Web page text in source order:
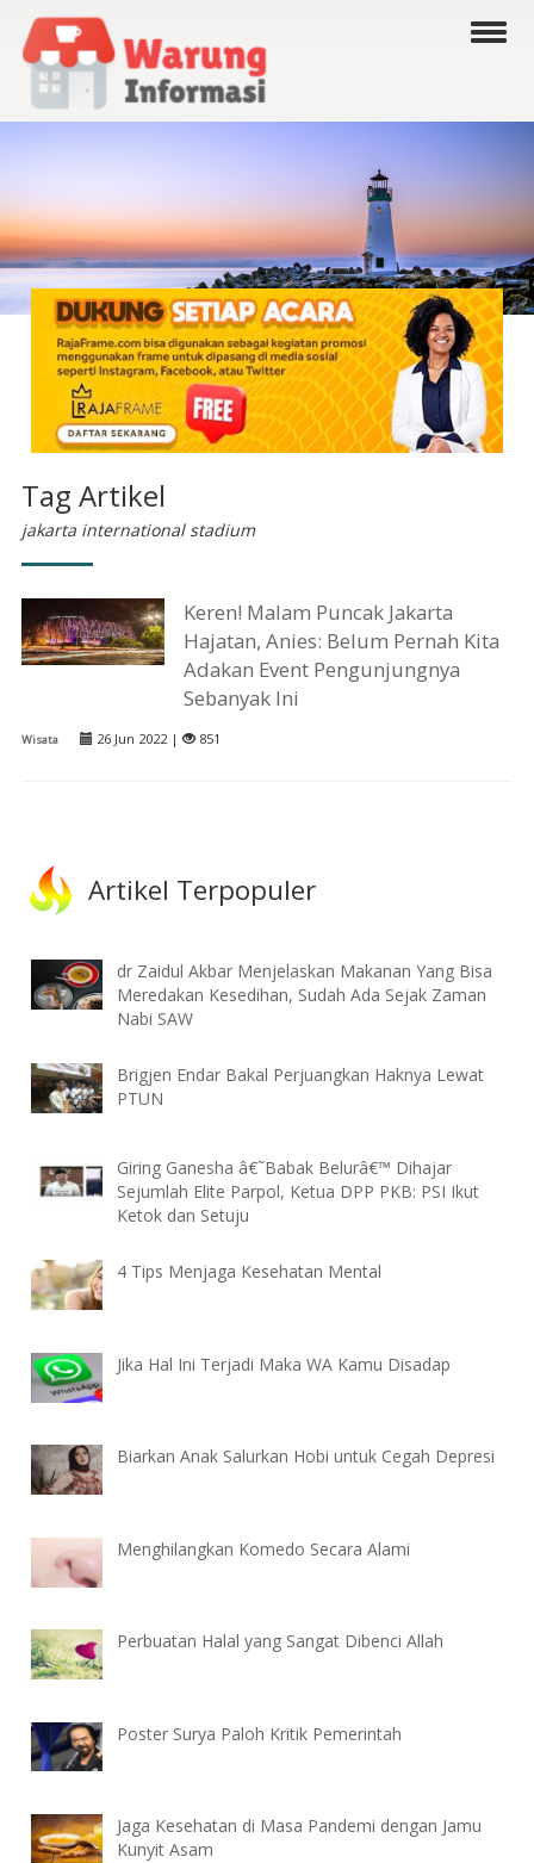
Tag Artikel
jakarta international stadium
Keren! Malam Puncak Jakarta
Hajatan, Anies: Belum Pernah Kita
Adakan Event Pengunjungnya
Sebanyak Ini
Wisata 26 Jun 2022 | 851
Artikel Terpopuler
dr Zaidul Akbar Menjelaskan Makanan Yang Bisa
Meredakan Kesedihan, Sudah Ada Sejak Zaman
Nabi SAW
Brigjen Endar Bakal Perjuangkan Haknya Lewat
PTUN
Giring Ganesha â€˜Babak Belurâ€™ Dihajar
Sejumlah Elite Parpol, Ketua DPP PKB: PSI Ikut
Ketok dan Setuju
4 Tips Menjaga Kesehatan Mental
Jika Hal Ini Terjadi Maka WA Kamu Disadap
Biarkan Anak Salurkan Hobi untuk Cegah Depresi
Menghilangkan Komedo Secara Alami
Perbuatan Halal yang Sangat Dibenci Allah
Poster Surya Paloh Kritik Pemerintah
Jaga Kesehatan di Masa Pandemi dengan Jamu
Kunyit Asam